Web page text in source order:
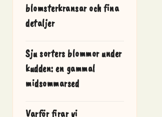
blomsterkransar och fina
detaljer
Sju sorters blommor under
kudden: en gammal
midsommarsed
Varför firar vi